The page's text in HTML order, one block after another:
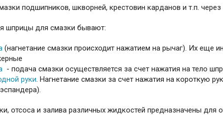
подшипников, шкворней, крестовин карданов и т.п.
шприцы для смазки бывают:
(нагнетание смазки происходит нажатием на рычаг). Их еще
- подача смазки осуществляется за счет нажатия на тело
руки. Нагнетание смазки за счет нажатия на короткую
отсоса и залива различных жидкостей предназначены для